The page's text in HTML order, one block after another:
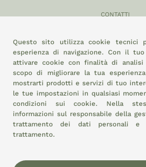
CONTATTI
info@eltamiso.it
ADERIAMO A
Questo sito utilizza cookie tecnici
esperienza di navigazione. Con il tuo
attivare cookie con finalità di
scopo di migliorare la tua
mostrarti prodotti e servizi di tuo
le tue impostazioni in qualsiasi
condizioni sui cookie. Nella
informazioni sul responsabile della
trattamento dei dati personali
trattamento.